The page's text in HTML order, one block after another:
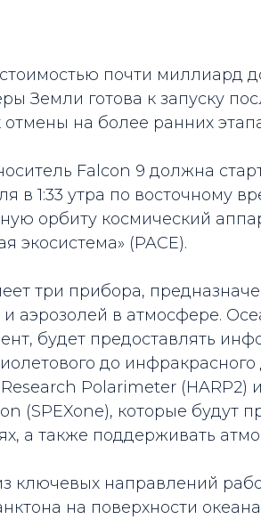
почти миллиард
Земли готова к запуску
отмены на более ранних
Falcon 9 должна
в 1:33 утра по восточному
орбиту космический
экосистема» (PACE).
три прибора,
и аэрозолей в атмосфере.
будет предоставлять
до
Polarimeter
(SPEXone), которые будут
а также поддерживать
ключевых направлений
на поверхности